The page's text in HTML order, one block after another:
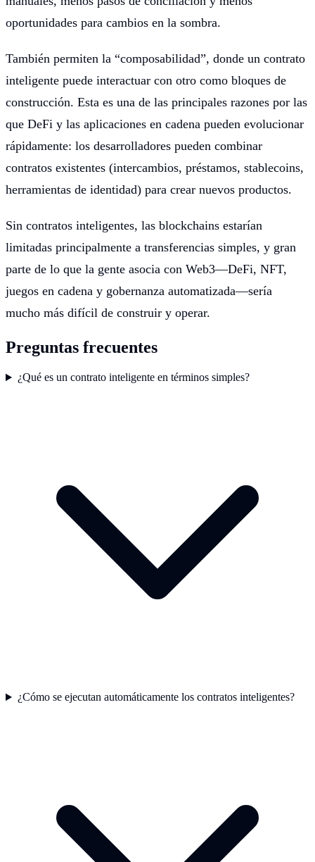
oportunidades para cambios en la sombra.
También permiten la “composabilidad”, donde un contrato
inteligente puede interactuar con otro como bloques de
construcción. Esta es una de las principales razones por las
que DeFi y las aplicaciones en cadena pueden evolucionar
rápidamente: los desarrolladores pueden combinar
contratos existentes (intercambios, préstamos, stablecoins,
herramientas de identidad) para crear nuevos productos.
Sin contratos inteligentes, las blockchains estarían
limitadas principalmente a transferencias simples, y gran
parte de lo que la gente asocia con Web3—DeFi, NFT,
juegos en cadena y gobernanza automatizada—sería
mucho más difícil de construir y operar.
Preguntas frecuentes
¿Qué es un contrato inteligente en términos simples?
¿Cómo se ejecutan automáticamente los contratos inteligentes?